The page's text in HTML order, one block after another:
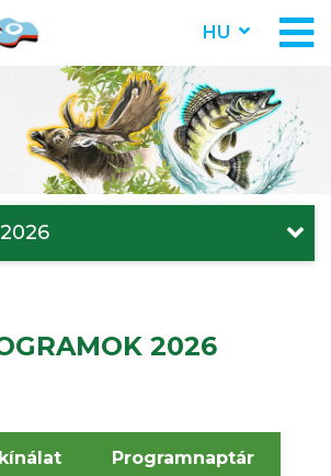
HU
2026
Programnaptár